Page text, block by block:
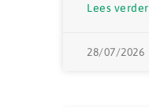
Lees verder
28/07/2026